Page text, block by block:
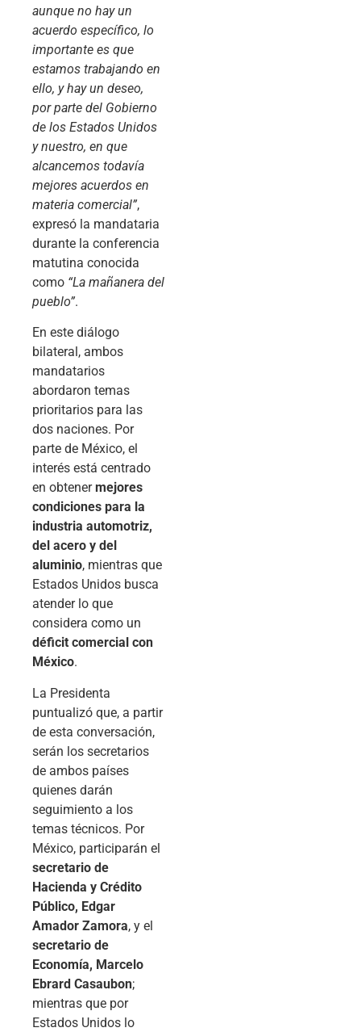
aunque no hay un
acuerdo específico, lo
importante es que
estamos trabajando en
ello, y hay un deseo,
por parte del Gobierno
de los Estados Unidos
y nuestro, en que
alcancemos todavía
mejores acuerdos en
materia comercial”,
expresó la mandataria
durante la conferencia
matutina conocida
como “La mañanera del
pueblo”.
En este diálogo
bilateral, ambos
mandatarios
abordaron temas
prioritarios para las
dos naciones. Por
parte de México, el
interés está centrado
en obtenermejores
condiciones para la
industria automotriz,
del acero y del
aluminio, mientras que
Estados Unidos busca
atender lo que
considera como un
déficit comercial con
México.
La Presidenta
puntualizó que, a partir
de esta conversación,
serán los secretarios
de ambos países
quienes darán
seguimiento a los
temas técnicos. Por
México, participarán el
secretario de
Hacienda y Crédito
Público, Edgar
Amador Zamora, y el
secretario de
Economía, Marcelo
Ebrard Casaubon;
mientras que por
Estados Unidos lo